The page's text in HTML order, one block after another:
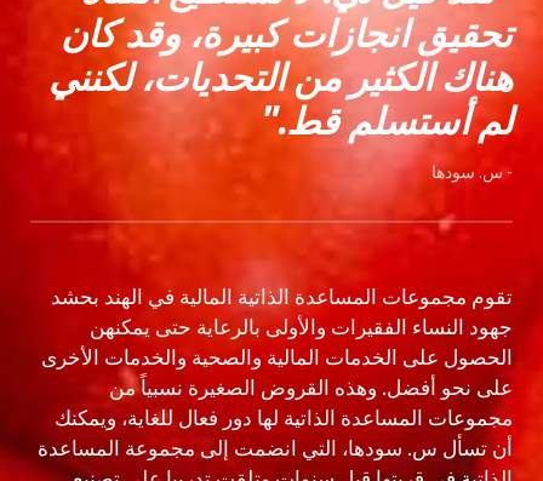
تحقيق انجازات كبيرة، وقد كان
هناك الكثير من التحديات، لكنني
لم أستسلم قط."
- س. سودها
تقوم مجموعات المساعدة الذاتية المالية في الهند بحشد
جهود النساء الفقيرات والأولى بالرعاية حتى يمكنهن
الحصول على الخدمات المالية والصحية والخدمات الأخرى
على نحو أفضل. وهذه القروض الصغيرة نسبياً من
مجموعات المساعدة الذاتية لها دور فعال للغاية، ويمكنك
أن تسأل س. سودها، التي انضمت إلى مجموعة المساعدة